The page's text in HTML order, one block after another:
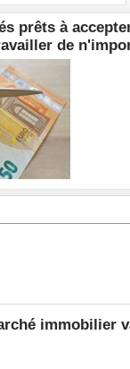
prêts à
de
immobilier